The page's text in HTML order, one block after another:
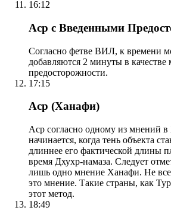
16:12
Аср с Введенными
Согласно фетве ВИЛ, к времени
добавляются 2 минуты в качестве
предосторожности.
17:15
Аср (Ханафи)
Аср согласно одному из мнений
начинается, когда тень объекта
длиннее его фактической длины
время Дхухр-намаза. Следует
лишь одно мнение Ханафи. Не
это мнение. Такие страны, как
этот метод.
18:49